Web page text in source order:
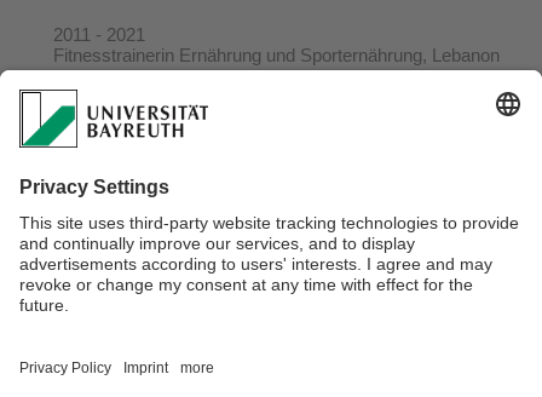
2011 - 2021
Fitnesstrainerin Ernährung und Sporternährung, Lebanon
2010 - 2011
Praktikum Dietetic, Saint Georg Hospital, Lebanon
2007 - 2010
Studium Nutrition and Dietetics, Saint Joseph University,
Lebanon